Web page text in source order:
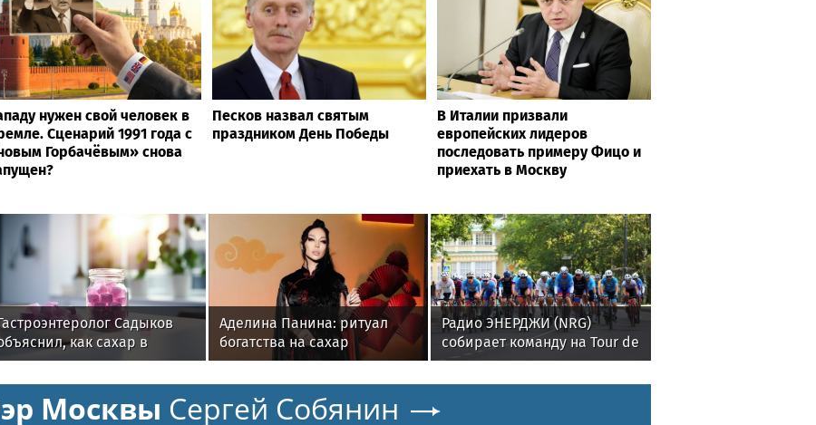
нужен свой человек в
Сценарий 1991 года с
Горбачёвым» снова
Песков назвал святым
праздником День Победы
В Италии призвали
европейских лидеров
последовать примеру Фицо и
приехать в Москву
Садыков
как сахар в
ускоряет
тканей
Аделина Панина: ритуал
богатства на сахар
Радио ЭНЕРДЖИ (NRG)
собирает команду на Tour de
Russie в Петербурге
Москвы Сергей Собянин